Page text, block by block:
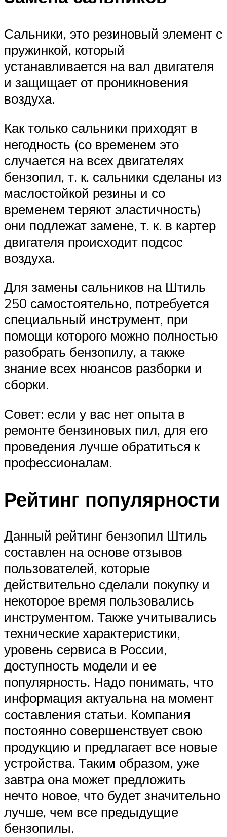
Сальники, это резиновый элемент с
пружинкой, который
устанавливается на вал двигателя
и защищает от проникновения
воздуха.
Как только сальники приходят в
негодность (со временем это
случается на всех двигателях
бензопил, т. к. сальники сделаны из
маслостойкой резины и со
временем теряют эластичность)
они подлежат замене, т. к. в картер
двигателя происходит подсос
воздуха.
Для замены сальников на Штиль
250 самостоятельно, потребуется
специальный инструмент, при
помощи которого можно полностью
разобрать бензопилу, а также
знание всех нюансов разборки и
сборки.
Совет: если у вас нет опыта в
ремонте бензиновых пил, для его
проведения лучше обратиться к
профессионалам.
Рейтинг популярности
Данный рейтинг бензопил Штиль
составлен на основе отзывов
пользователей, которые
действительно сделали покупку и
некоторое время пользовались
инструментом. Также учитывались
технические характеристики,
уровень сервиса в России,
доступность модели и ее
популярность. Надо понимать, что
информация актуальна на момент
составления статьи. Компания
постоянно совершенствует свою
продукцию и предлагает все новые
устройства. Таким образом, уже
завтра она может предложить
нечто новое, что будет значительно
лучше, чем все предыдущие
бензопилы.